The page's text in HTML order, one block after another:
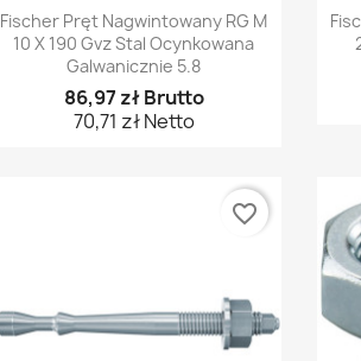
Szybki podgląd
Fischer Pręt Nagwintowany RG M
10 X 190 Gvz Stal Ocynkowana
Galwanicznie 5.8
86,97 zł Brutto
70,71 zł Netto
favorite_border